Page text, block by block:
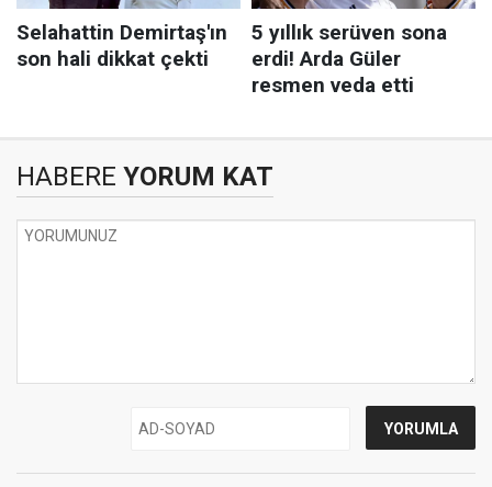
HABERE YORUM KAT